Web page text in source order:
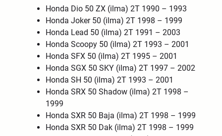
Honda Dio 50 ZX (ilma) 2T 1990 – 1993
Honda Joker 50 (ilma) 2T 1998 – 1999
Honda Lead 50 (ilma) 2T 1991 – 2003
Honda Scoopy 50 (ilma) 2T 1993 – 2001
Honda SFX 50 (ilma) 2T 1995 – 2001
Honda SGX 50 SKY (ilma) 2T 1997 – 2002
Honda SH 50 (ilma) 2T 1993 – 2001
Honda SRX 50 Shadow (ilma) 2T 1998 –
1999
Honda SXR 50 Baja (ilma) 2T 1998 – 1999
Honda SXR 50 Dak (ilma) 2T 1998 – 1999